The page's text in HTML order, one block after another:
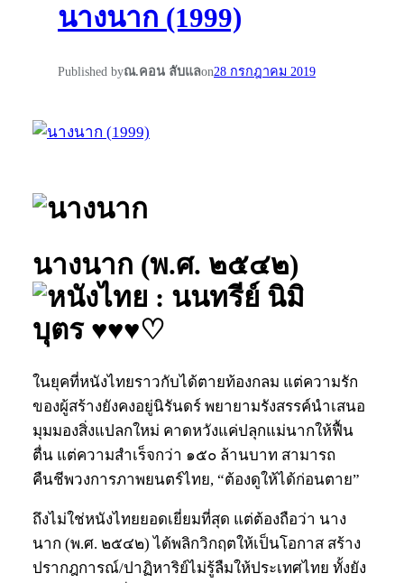
นางนาก (1999)
Published byณ.คอน ลับแลon28 กรกฎาคม 2019
นางนาก (พ.ศ. ๒๕๔๒)
: นนทรีย์ นิมิ
บุตร ♥♥♥♡
ในยุคที่หนังไทยราวกับได้ตายท้องกลม แต่ความรัก
ของผู้สร้างยังคงอยู่นิรันดร์ พยายามรังสรรค์นำเสนอ
มุมมองสิ่งแปลกใหม่ คาดหวังแค่ปลุกแม่นากให้ฟื้น
ตื่น แต่ความสำเร็จกว่า ๑๕๐ ล้านบาท สามารถ
คืนชีพวงการภาพยนตร์ไทย, “ต้องดูให้ได้ก่อนตาย”
ถึงไม่ใช่หนังไทยยอดเยี่ยมที่สุด แต่ต้องถือว่า นาง
นาก (พ.ศ. ๒๕๔๒) ได้พลิกวิกฤตให้เป็นโอกาส สร้าง
ปรากฎการณ์/ปาฏิหาริย์ไม่รู้ลืมให้ประเทศไทย ทั้งยัง